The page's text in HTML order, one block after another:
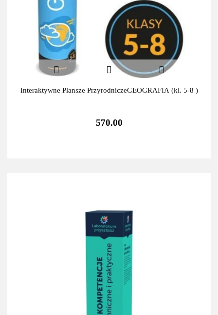
Interaktywne Plansze PrzyrodniczeGEOGRAFIA (kl. 5-8 )
570.00